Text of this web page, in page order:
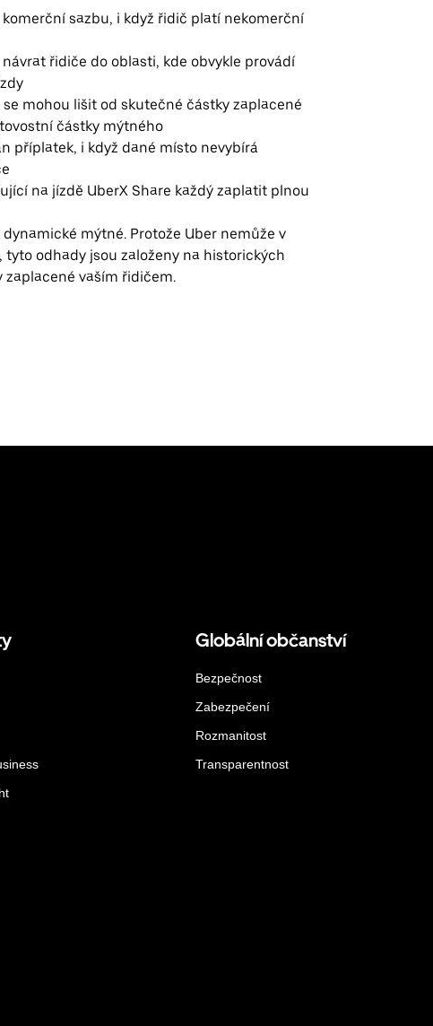
sazbu, i když řidič platí nekomerční
řidiče do oblasti, kde obvykle provádí
mohou lišit od skutečné částky zaplacené
částky mýtného
příplatek, i když dané místo nevybírá
na jízdě UberX Share každý zaplatit plnou
mýtné. Protože Uber nemůže v
odhady jsou založeny na historických
vaším řidičem.
Globální občanství
Bezpečnost
Zabezpečení
Rozmanitost
Transparentnost